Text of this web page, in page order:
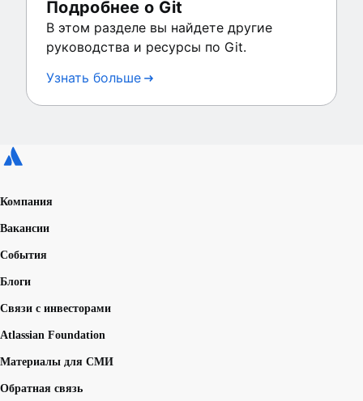
Подробнее о Git
В этом разделе вы найдете другие
руководства и ресурсы по Git.
Узнать больше
Компания
Вакансии
События
Блоги
Связи с инвесторами
Atlassian Foundation
Материалы для СМИ
Обратная связь